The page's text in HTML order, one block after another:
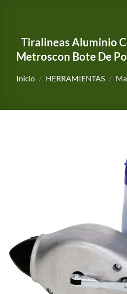
Tiralineas Aluminio
Metroscon Bote De
Inicio / HERRAMIENTAS /